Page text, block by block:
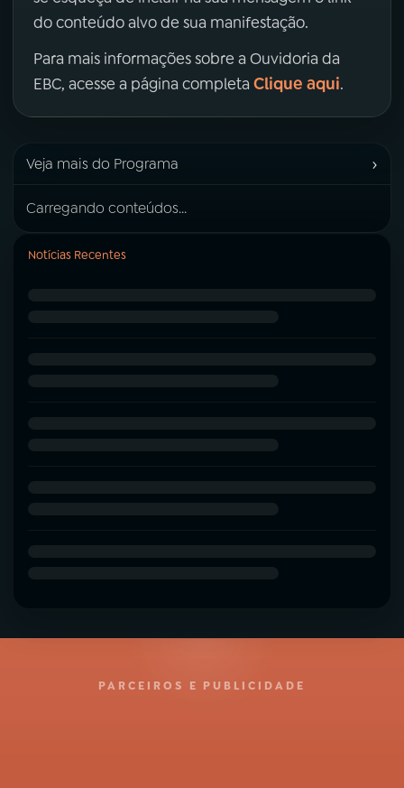
do conteúdo alvo de sua manifestação.
Para mais informações sobre a Ouvidoria da
EBC, acesse a página completa Clique aqui.
Veja mais do Programa ›
Carregando conteúdos...
Notícias Recentes
PARCEIROS E PUBLICIDADE